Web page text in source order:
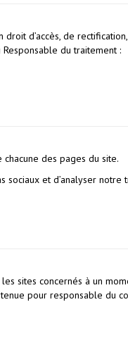
d’accès, de
du traitement :
des pages du site.
et d’analyser
sites concernés à un
pour responsable du